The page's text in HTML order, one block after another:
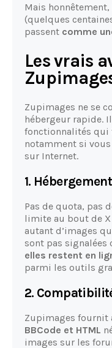
Mais
(quelques
passent comme
Les vrais
Zupimages ne se
hébergeur rapide.
fonctionnalités qui
notamment si
sur Internet.
1. Hébergement
Pas de quota, pas
limite au bout de X
autant d’images
sont pas
elles restent en
parmi les outils
2.
Zupimages fournit
BBCode et HTML
images sur les